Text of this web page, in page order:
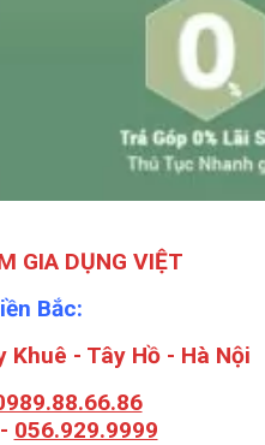
GIA DỤNG VIỆT
Bắc:
Khuê - Tây Hồ - Hà Nội
- 056.929.9999